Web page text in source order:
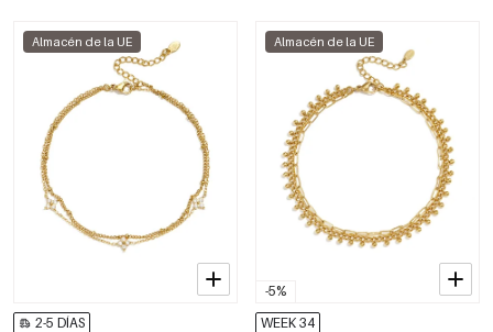
Almacén de la UE
2-5 DÍAS
-5%
Almacén de la UE
WEEK 34